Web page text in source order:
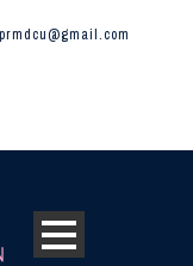
prmdcu@gmail.com